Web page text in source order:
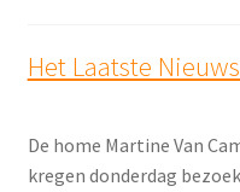
Het Laatste
De home Martine Van
kregen donderdag